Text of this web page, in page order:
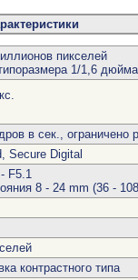
пикселей
1/1,6 дюйма
в сек., ограничено
Secure Digital
F5.1
8 - 24 mm (36 -
контрастного типа